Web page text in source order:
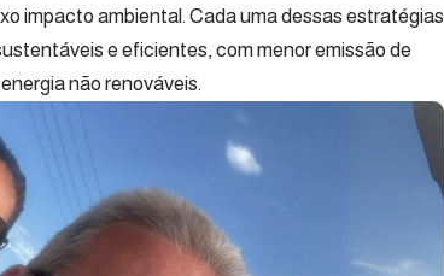
impacto ambiental. Cada uma dessas estratégias
e eficientes, com menor emissão de
não renováveis.